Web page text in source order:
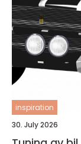
inspiration
30. July 2026